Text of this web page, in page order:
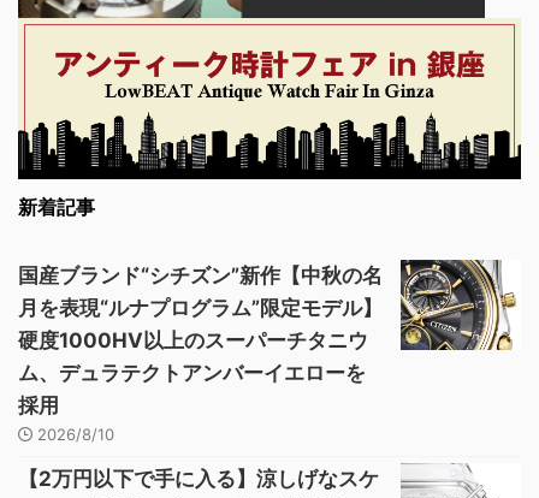
新着記事
国産ブランド“シチズン”新作【中秋の名
月を表現“ルナプログラム”限定モデル】
硬度1000HV以上のスーパーチタニウ
ム、デュラテクトアンバーイエローを
採用
2026/8/10
【2万円以下で手に入る】涼しげなスケ